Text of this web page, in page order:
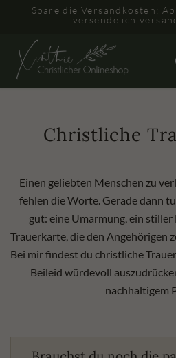
Spare die Versandkosten:
versende ich
Christliche
Einen geliebten Menschen zu
fehlen die Worte. Gerade dann
gut: eine Umarmung, ein
Trauerkarte, die den Angehörigen
Bei mir findest du christliche
Beileid würdevoll
nachhaltigem